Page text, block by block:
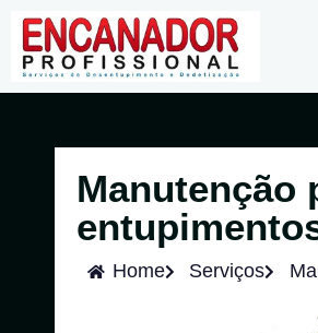
Manutenção
Home Serviços